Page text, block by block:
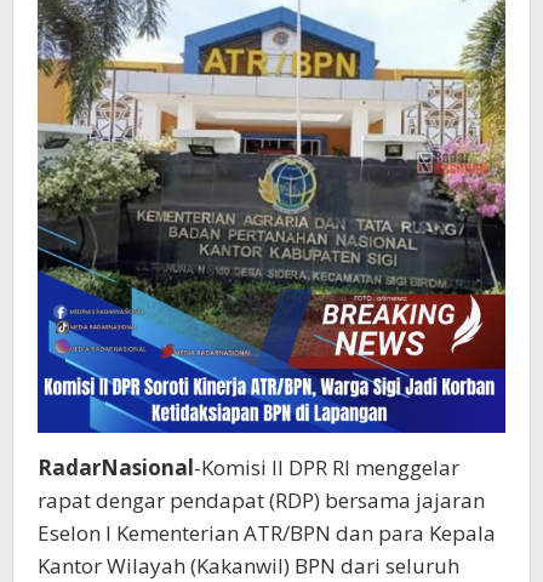
RadarNasional-Komisi II DPR RI menggelar
rapat dengar pendapat (RDP) bersama jajaran
Eselon I Kementerian ATR/BPN dan para Kepala
Kantor Wilayah (Kakanwil) BPN dari seluruh